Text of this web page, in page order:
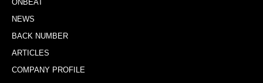
ONBEAT
NEWS
BACK NUMBER
ARTICLES
COMPANY PROFILE